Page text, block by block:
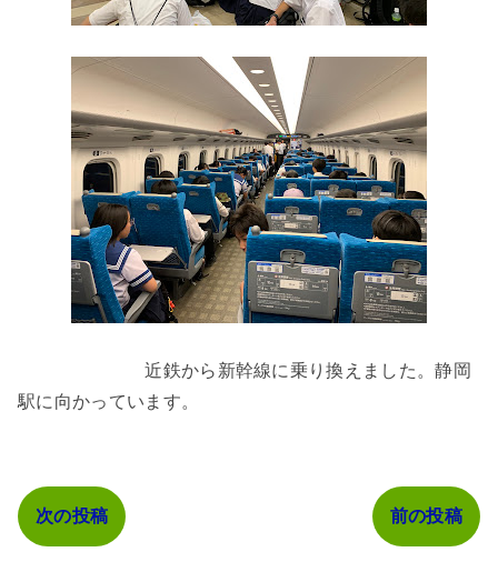
近鉄から新幹線に乗り換えました。静岡
駅に向かっています。
次の投稿 前の投稿